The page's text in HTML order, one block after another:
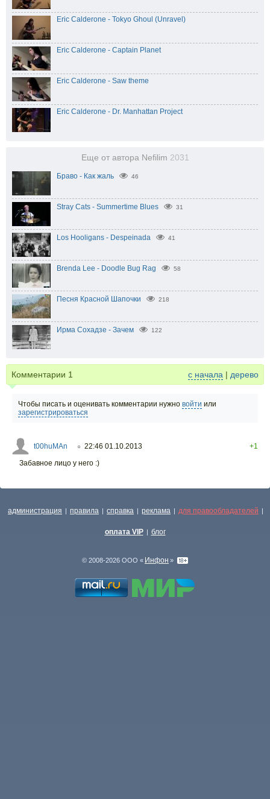
Eric Calderone - Tokyo Ghoul (Unravel)
Eric Calderone - Captain Planet
Eric Calderone - Saw theme
Eric Calderone - Dr. Manhattan Project
Еще от автора Nefilim 2031
Браво - Как жаль 46
Stray Cats - Summertime Blues 31
Los Hooligans - Despeinada 41
Brenda Lee - Doodle Bug Rag 58
Песня Красной Шапочки 218
Ирма Сохадзе - Зачем 122
Комментарии 1 с начала | дерево
Чтобы писать и оценивать комментарии нужно войти или
зарегистрироваться
t00huMAn ○ 22:46 01.10.2013
+1
Забавное лицо у него :)
администрация | правила | справка | реклама | для правообладателей |
оплата VIP | блог
© 2008-2026 ООО « Инфон »